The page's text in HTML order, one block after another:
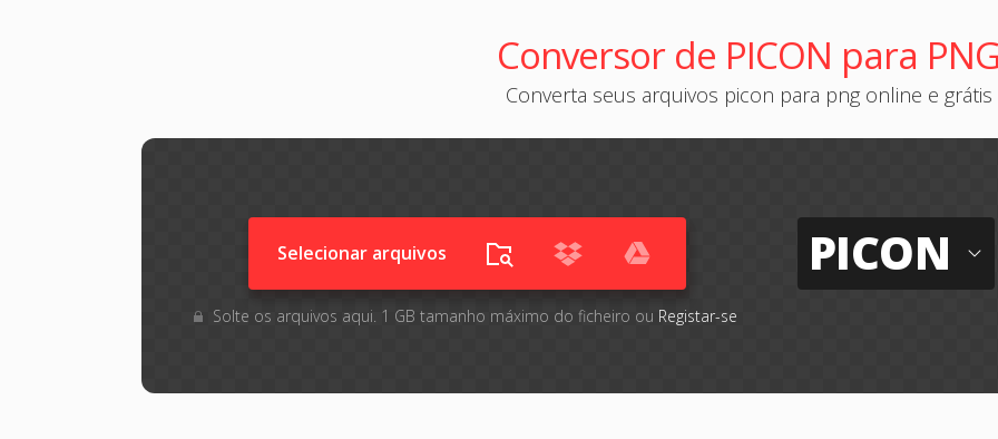
Conversor de PICON para
Converta seus arquivos picon para png online e grátis
Selecionar arquivos
Solte os arquivos aqui. 1 GB tamanho máximo do ficheiro ou Registar-se
PICON